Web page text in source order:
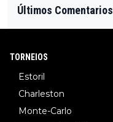
Últimos Comentarios
TORNEIOS
Estoril
Charleston
Monte-Carlo